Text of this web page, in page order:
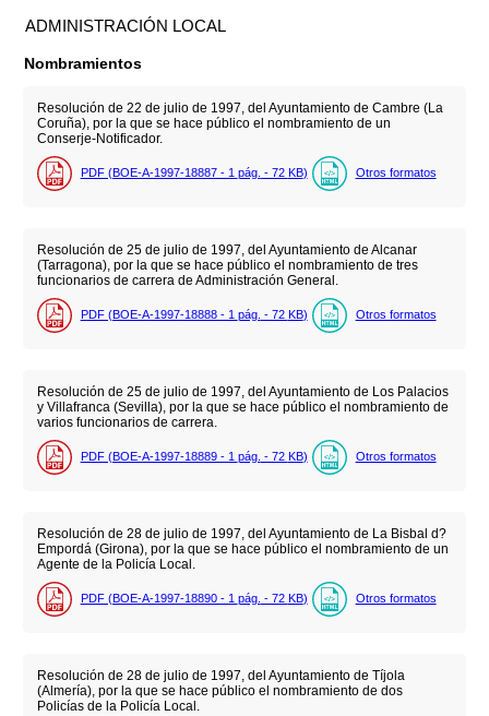
ADMINISTRACIÓN LOCAL
Nombramientos
Resolución de 22 de julio de 1997, del Ayuntamiento de Cambre (La
Coruña), por la que se hace público el nombramiento de un
Conserje-Notificador.
PDF (BOE-A-1997-18887 - 1 pág. - 72 KB) Otros formatos
Resolución de 25 de julio de 1997, del Ayuntamiento de Alcanar
(Tarragona), por la que se hace público el nombramiento de tres
funcionarios de carrera de Administración General.
PDF (BOE-A-1997-18888 - 1 pág. - 72 KB) Otros formatos
Resolución de 25 de julio de 1997, del Ayuntamiento de Los Palacios
y Villafranca (Sevilla), por la que se hace público el nombramiento de
varios funcionarios de carrera.
PDF (BOE-A-1997-18889 - 1 pág. - 72 KB) Otros formatos
Resolución de 28 de julio de 1997, del Ayuntamiento de La Bisbal d?
Empordá (Girona), por la que se hace público el nombramiento de un
Agente de la Policía Local.
PDF (BOE-A-1997-18890 - 1 pág. - 72 KB) Otros formatos
Resolución de 28 de julio de 1997, del Ayuntamiento de Tíjola
(Almería), por la que se hace público el nombramiento de dos
Policías de la Policía Local.